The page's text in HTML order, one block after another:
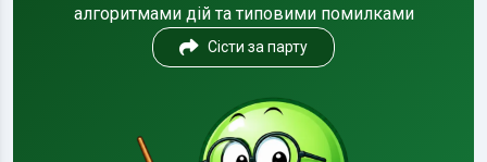
алгоритмами дій та типовими помилками
Сісти за парту